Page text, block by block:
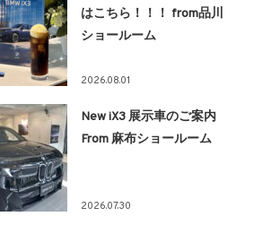
はこちら！！！ from品川
ショールーム
2026.08.01
New iX3 展示車のご案内
From 麻布ショールーム
2026.07.30